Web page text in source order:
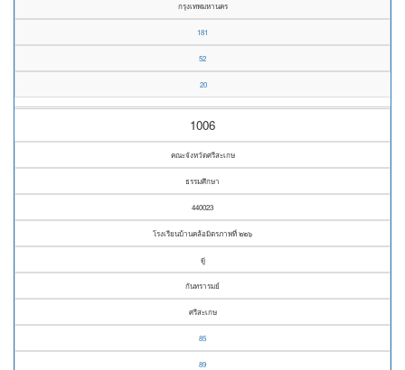
กรุงเทพมหานคร
181
52
20
1006
คณะจังหวัดศรีสะเกษ
ธรรมศึกษา
440023
โรงเรียนบ้านคล้อมิตรภาพที่ ๒๒๖
ดู่
กันทรารมย์
ศรีสะเกษ
85
89